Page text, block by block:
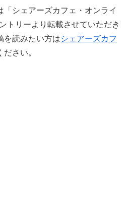
シェアーズカフェ・オンライ
トリーより転載させていただき
を読みたい方はシェアーズカフ
ださい。